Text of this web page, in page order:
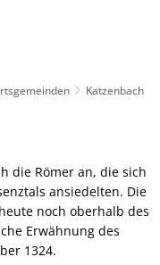
Was erledige ich wo?
Notfallvorsorge
Stellenanzeigen &
Öffentliche
Ausschreibungen
Katzenbach
die Römer an, die sich
ansiedelten. Die
noch oberhalb des
Erwähnung des
1324.